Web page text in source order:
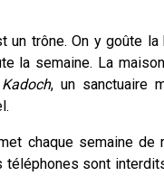
un trône. On y goûte
la semaine. La
Kadoch, un sanctuaire
chaque semaine de
téléphones sont